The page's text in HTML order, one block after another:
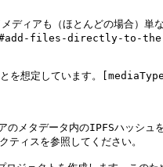
メディアも（ほとんどの場
files-directly-to-the-
ことを想定しています。
のメタデータ内のIPFSハッシ
ィスを参照してください。